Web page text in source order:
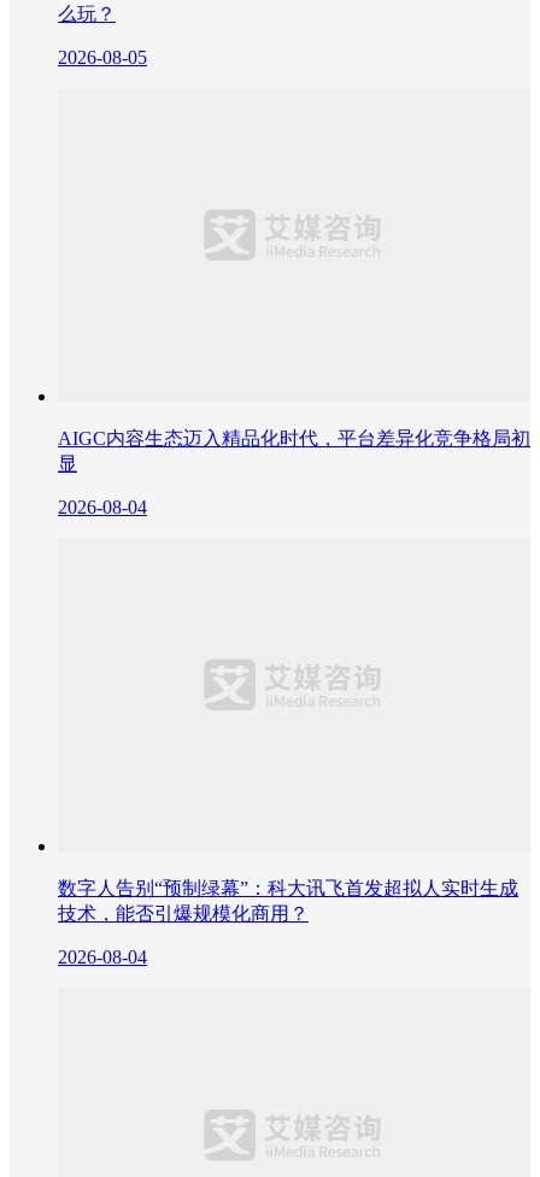
么玩？
2026-08-05
AIGC内容生态迈入精品化时代，平台差异化竞争格局初
显
2026-08-04
数字人告别“预制绿幕”：科大讯飞首发超拟人实时生成
技术，能否引爆规模化商用？
2026-08-04